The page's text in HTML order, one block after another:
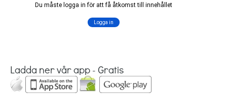
Ladda ner vår app - Gratis